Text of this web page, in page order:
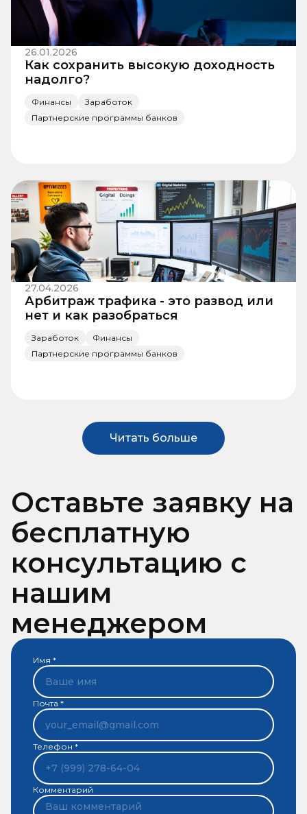
Читать больше
26.01.2026
Как сохранить высокую доходность
надолго?
Финансы
Заработок
Партнерские программы банков
27.04.2026
Арбитраж трафика - это развод или
нет и как разобраться
Заработок
Финансы
Партнерские программы банков
Оставьте заявку на
бесплатную
консультацию с
нашим
менеджером
Имя *
Почта *
Телефон *
Комментарий